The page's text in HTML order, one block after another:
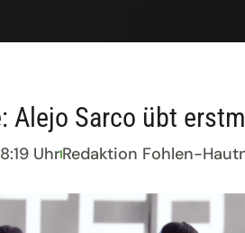
Alejo Sarco übt
UhrRedaktion Fohlen-